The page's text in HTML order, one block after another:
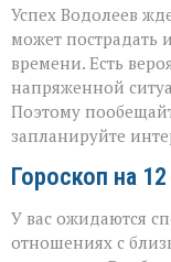
Успех Водолеев
может пострадать
времени. Есть
напряженной
Поэтому
запланируйте
Гороскоп на
У вас ожидаются
отношениях с